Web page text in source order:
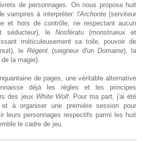
de personnages. On nous propose huit
vampires à interpréter: l'Archonte(serviteur
et hors de contrôle, ne respectant aucun
séducteur), le Nosfératu (monstrueux et
méticuleusement sa toile, pouvoir de
leRégent (seigneur d'un Domaine), la
la magie).
de pages, une véritable alternative
déjà les règles et les principes
des jeux White Wolf. Pour ma part, j'ai été
à organiser une première session pour
leurs personnages respectifs parmi les huit
le cadre de jeu.